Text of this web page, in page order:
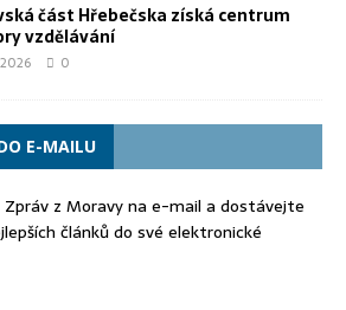
část Hřebečska získá centrum
vzdělávání
0
E-MAILU
Zpráv z Moravy na e-mail a dostávejte
článků do své elektronické